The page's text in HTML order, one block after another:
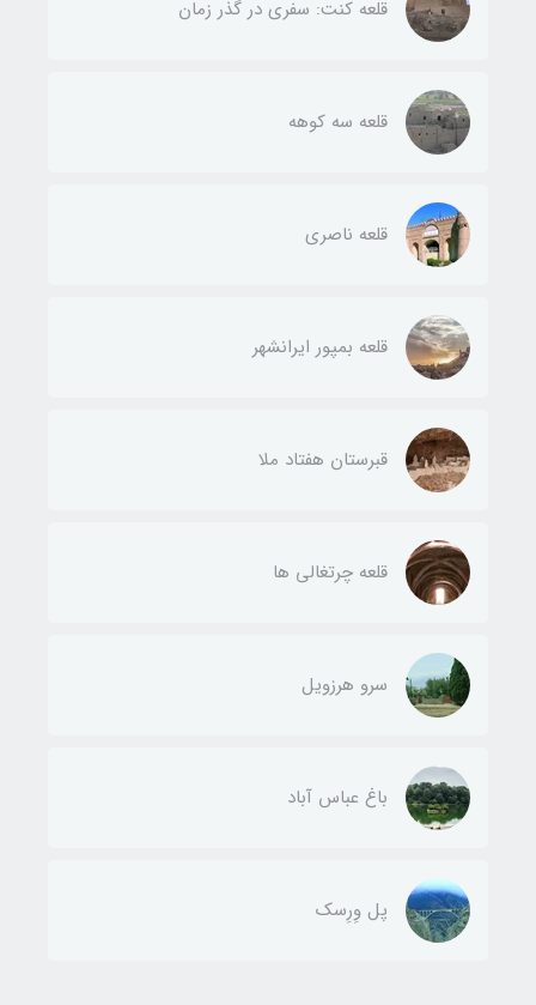
قلعه کنت: سفری در گذر زمان
قلعه سه کوهه
قلعه ناصری
قلعه بمپور ایرانشهر
قبرستان هفتاد ملا
قلعه چرتغالی ها
سرو هرزویل
باغ عباس آباد
پل وِرِسک